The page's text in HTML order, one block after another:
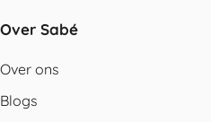
Over Sabé
Over ons
Blogs